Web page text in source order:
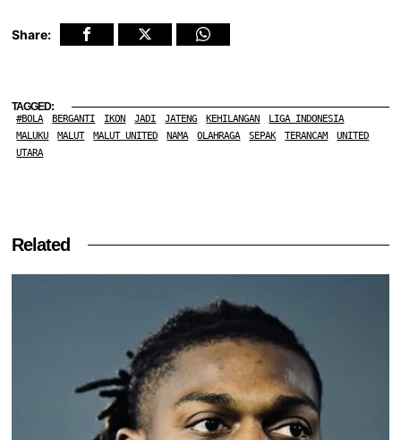
Share:
TAGGED:
#BOLA BERGANTI IKON JADI JATENG KEHILANGAN
LIGA INDONESIA
MALUKU
MALUT MALUT UNITED NAMA OLAHRAGA SEPAK TERANCAM
UNITED
UTARA
Related